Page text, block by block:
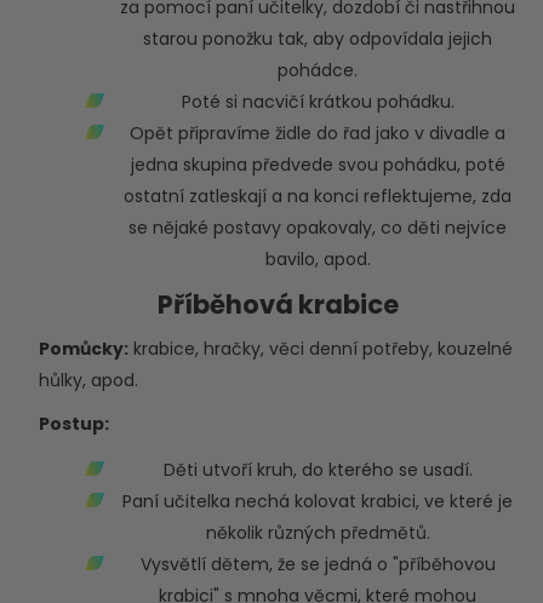
za pomocí paní učitelky, dozdobí či nastřihnou
starou ponožku tak, aby odpovídala jejich
pohádce.
Poté si nacvičí krátkou pohádku.
Opět připravíme židle do řad jako v divadle a
jedna skupina předvede svou pohádku, poté
ostatní zatleskají a na konci reflektujeme, zda
se nějaké postavy opakovaly, co děti nejvíce
bavilo, apod.
Příběhová krabice
Pomůcky: krabice, hračky, věci denní potřeby, kouzelné
hůlky, apod.
Postup:
Děti utvoří kruh, do kterého se usadí.
Paní učitelka nechá kolovat krabici, ve které je
několik různých předmětů.
Vysvětlí dětem, že se jedná o "příběhovou
krabici" s mnoha věcmi, které mohou